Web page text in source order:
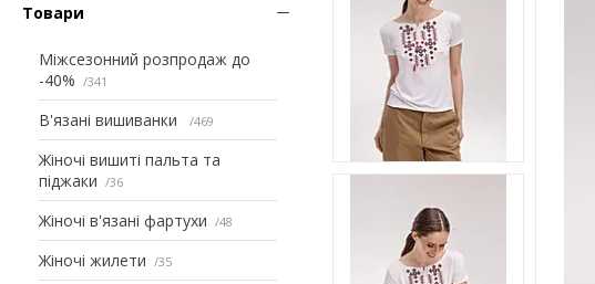
Товари
Міжсезонний розпродаж до
-40%
341
В'язані вишиванки 469
Жіночі вишиті пальта та
піджаки
36
Жіночі в'язані фартухи 48
Жіночі жилети 35